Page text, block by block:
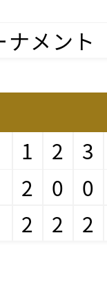
メント
1 2 3
2 0 0
2 2 2